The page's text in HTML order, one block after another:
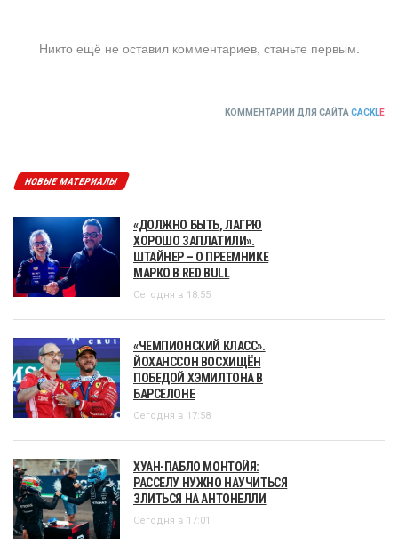
Никто ещё не оставил комментариев, станьте первым.
КОММЕНТАРИИ ДЛЯ САЙТА CACKLE
НОВЫЕ МАТЕРИАЛЫ
«ДОЛЖНО БЫТЬ, ЛАГРЮ
ХОРОШО ЗАПЛАТИЛИ».
ШТАЙНЕР – О ПРЕЕМНИКЕ
МАРКО В RED BULL
Сегодня в 18:55
«ЧЕМПИОНСКИЙ КЛАСС».
ЙОХАНССОН ВОСХИЩЁН
ПОБЕДОЙ ХЭМИЛТОНА В
БАРСЕЛОНЕ
Сегодня в 17:58
ХУАН-ПАБЛО МОНТОЙЯ:
РАССЕЛУ НУЖНО НАУЧИТЬСЯ
ЗЛИТЬСЯ НА АНТОНЕЛЛИ
Сегодня в 17:01